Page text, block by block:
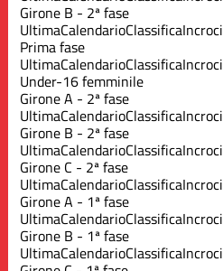
Girone B - 2ª fase
UltimaCalendarioClassificaIncroci
Prima fase
UltimaCalendarioClassificaIncroci
Under-16 femminile
Girone A - 2ª fase
UltimaCalendarioClassificaIncroci
Girone B - 2ª fase
UltimaCalendarioClassificaIncroci
Girone C - 2ª fase
UltimaCalendarioClassificaIncroci
Girone A - 1ª fase
UltimaCalendarioClassificaIncroci
Girone B - 1ª fase
UltimaCalendarioClassificaIncroci